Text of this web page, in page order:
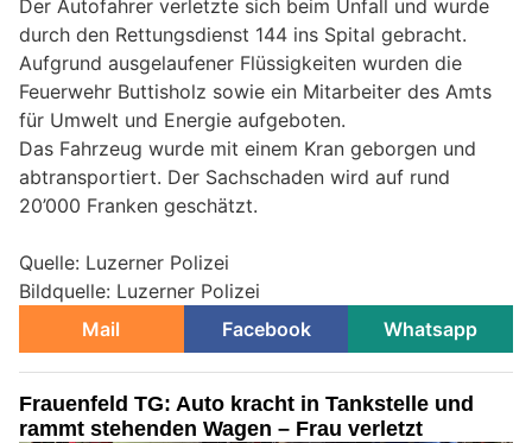
Der Autofahrer verletzte sich beim Unfall und wurde
durch den Rettungsdienst 144 ins Spital gebracht.
Aufgrund ausgelaufener Flüssigkeiten wurden die
Feuerwehr Buttisholz sowie ein Mitarbeiter des Amts
für Umwelt und Energie aufgeboten.
Das Fahrzeug wurde mit einem Kran geborgen und
abtransportiert. Der Sachschaden wird auf rund
20’000 Franken geschätzt.
Quelle: Luzerner Polizei
Bildquelle: Luzerner Polizei
Mail
Facebook Whatsapp
Frauenfeld TG: Auto kracht in Tankstelle und
rammt stehenden Wagen – Frau verletzt